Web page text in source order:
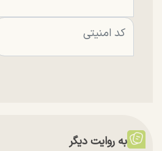
به روایت دیگر